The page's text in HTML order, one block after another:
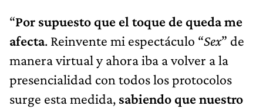
“Por supuesto que el toque de queda me
afecta. Reinvente mi espectáculo “Sex” de
manera virtual y ahora iba a volver a la
presencialidad con todos los protocolos
surge esta medida, sabiendo que nuestro